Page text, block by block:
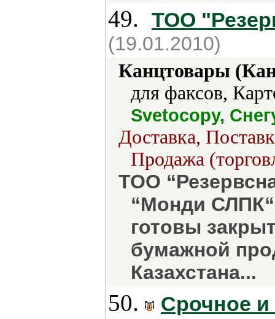
49. ТОО
(19.01.2010)
Канцтовары
для факсов,
Svetocopy,
Доставка,
Продажа
ТОО
“Монди
готовы
бумажной
Казахстана...
50.
Срочное и